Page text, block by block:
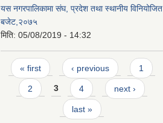
यस नगरपालिकामा संघ, प्रदेश तथा स्थानीय विनियोजित
बजेट,२०७५
मिति: 05/08/2019 - 14:32
Pages
« first ‹ previous 1
2 3 4 next ›
last »